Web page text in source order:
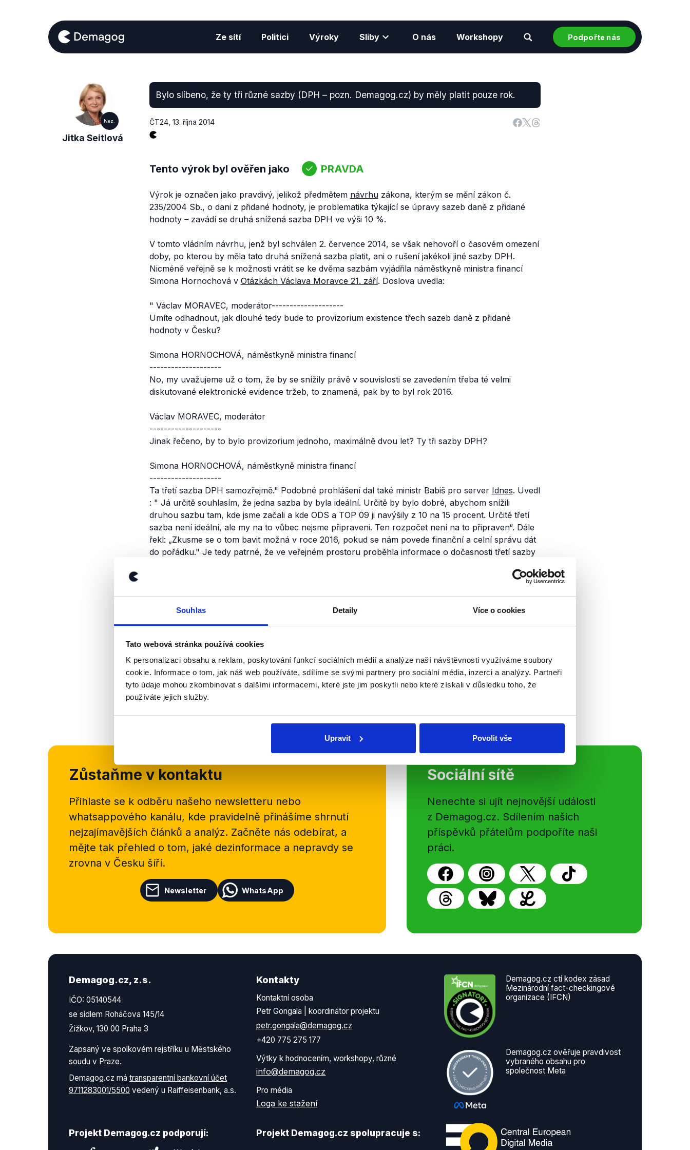
Souhlas Detaily Více o cookies
Tato webová stránka používá cookies
K personalizaci obsahu a reklam, poskytování funkcí sociálních médií a analýze naší návštěvnosti využíváme soubory
cookie. Informace o tom, jak náš web používáte, sdílíme se svými partnery pro sociální média, inzerci a analýzy. Partneři
tyto údaje mohou zkombinovat s dalšími informacemi, které jste jim poskytli nebo které získali v důsledku toho, že
používáte jejich služby.
Upravit Povolit vše
Ze sítí Politici Výroky Sliby O nás Workshopy Podpořte nás
Nez.
Jitka Seitlová
Bylo slíbeno, že ty tři různé sazby (DPH – pozn. Demagog.cz) by měly platit pouze rok.
ČT24, 13. října 2014
Tento výrok byl ověřen jako PRAVDA
Výrok je označen jako pravdivý, jelikož předmětem návrhuzákona, kterým se mění zákon č.
235/2004 Sb., o dani z přidané hodnoty, je problematika týkající se úpravy sazeb daně z přidané
hodnoty – zavádí se druhá snížená sazba DPH ve výši 10 %.
V tomto vládním návrhu, jenž byl schválen 2. července 2014, se však nehovoří o časovém omezení
doby, po kterou by měla tato druhá snížená sazba platit, ani o rušení jakékoli jiné sazby DPH.
Nicméně veřejně se k možnosti vrátit se ke dvěma sazbám vyjádřila náměstkyně ministra financí
Simona Hornochová v Otázkách Václava Moravce 21. září. Doslova uvedla:
" Václav MORAVEC, moderátor--------------------
Umíte odhadnout, jak dlouhé tedy bude to provizorium existence třech sazeb daně z přidané
hodnoty v Česku?
Simona HORNOCHOVÁ, náměstkyně ministra financí
--------------------
No, my uvažujeme už o tom, že by se snížily právě v souvislosti se zavedením třeba té velmi
diskutované elektronické evidence tržeb, to znamená, pak by to byl rok 2016.
Václav MORAVEC, moderátor
--------------------
Jinak řečeno, by to bylo provizorium jednoho, maximálně dvou let? Ty tři sazby DPH?
Simona HORNOCHOVÁ, náměstkyně ministra financí
--------------------
Ta třetí sazba DPH samozřejmě." Podobné prohlášení dal také ministr Babiš pro server Idnes. Uvedl
: " Já určitě souhlasím, že jedna sazba by byla ideální. Určitě by bylo dobré, abychom snížili
druhou sazbu tam, kde jsme začali a kde ODS a TOP 09 ji navýšily z 10 na 15 procent. Určitě třetí
sazba není ideální, ale my na to vůbec nejsme připraveni. Ten rozpočet není na to připraven“. Dále
řekl: „Zkusme se o tom bavit možná v roce 2016, pokud se nám povede finanční a celní správu dát
do pořádku." Je tedy patrné, že ve veřejném prostoru proběhla informace o dočasnosti třetí sazby
Výrok jsme zmínili
OVĚŘENO
Senátní volby - Přerov
utkají Jitka Seitlová v barvách KDU-ČSL a SZ a
Antonín Prachař z hnutí ANO.
Zůstaňme v kontaktu
Přihlaste se k odběru našeho newsletteru nebo
whatsappového kanálu, kde pravidelně přinášíme shrnutí
nejzajímavějších článků a analýz. Začněte nás odebírat, a
mějte tak přehled o tom, jaké dezinformace a nepravdy se
zrovna v Česku šíří.
Newsletter WhatsApp
Sociální sítě
Nenechte si ujít nejnovější události
z Demagog.cz. Sdílením našich
příspěvků přátelům podpoříte naši
práci.
Demagog.cz, z.s.
IČO: 05140544
se sídlem Roháčova 145/14
Žižkov, 130 00 Praha 3
Zapsaný ve spolkovém rejstříku u Městského
soudu v Praze.
Demagog.cz má transparentní bankovní účet
9711283001/5500 vedený u Raiffeisenbank, a.s.
Kontakty
Kontaktní osoba
Petr Gongala | koordinátor projektu
petr.gongala@demagog.cz
+420 775 275 177
Výtky k hodnocením, workshopy, různé
info@demagog.cz
Pro média
Loga ke stažení
Projekt Demagog.cz podporují: Projekt Demagog.cz spolupracuje s:
Demagog.cz ctí kodex zásad
Mezinárodní fact-checkingové
organizace (IFCN)
Demagog.cz ověřuje pravdivost
vybraného obsahu pro
společnost Meta